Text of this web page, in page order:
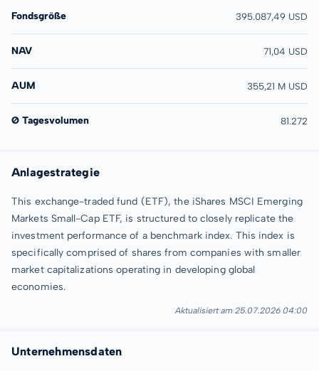
Fondsgröße 395.087,49 USD
NAV 71,04 USD
AUM 355,21 M USD
Ø Tagesvolumen 81.272
Anlagestrategie
This exchange-traded fund (ETF), the iShares MSCI Emerging
Markets Small-Cap ETF, is structured to closely replicate the
investment performance of a benchmark index. This index is
specifically comprised of shares from companies with smaller
market capitalizations operating in developing global
economies.
Aktualisiert am 25.07.2026 04:00
Unternehmensdaten